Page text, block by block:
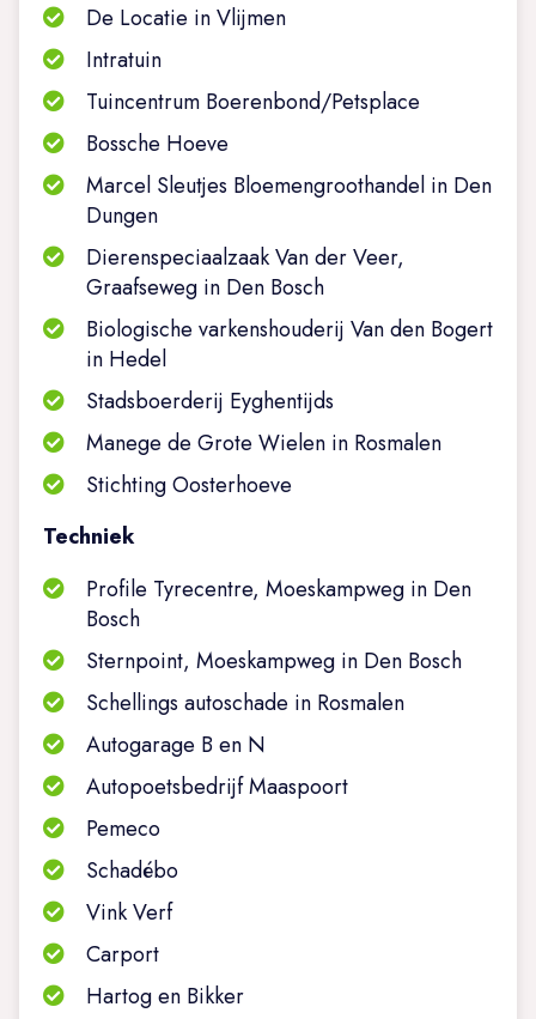
De Locatie in Vlijmen
Intratuin
Tuincentrum Boerenbond/Petsplace
Bossche Hoeve
Marcel Sleutjes Bloemengroothandel in Den
Dungen
Dierenspeciaalzaak Van der Veer,
Graafseweg in Den Bosch
Biologische varkenshouderij Van den Bogert
in Hedel
Stadsboerderij Eyghentijds
Manege de Grote Wielen in Rosmalen
Stichting Oosterhoeve
Techniek
Profile Tyrecentre, Moeskampweg in Den
Bosch
Sternpoint, Moeskampweg in Den Bosch
Schellings autoschade in Rosmalen
Autogarage B en N
Autopoetsbedrijf Maaspoort
Pemeco
Schadébo
Vink Verf
Carport
Hartog en Bikker